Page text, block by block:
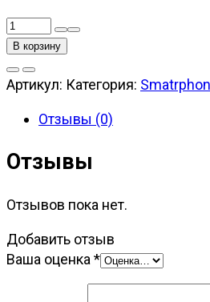
Количество
товара
Samsung
Galaxy
Graphite
В корзину
Артикул: Категория:
Отзывы (0)
Отзывы
Отзывов пока нет.
Добавить отзыв
Ваша оценка *